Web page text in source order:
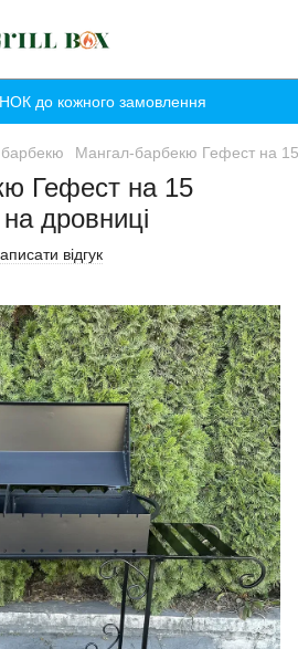
до кожного замовлення
Мангал-барбекю Гефест на
Гефест на 15
дровниці
відгук